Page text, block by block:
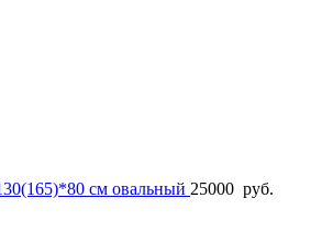
см овальный 25000 руб.